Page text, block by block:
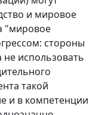
и мировое
"мировое
стороны
не использовать
такой
и в компетенции